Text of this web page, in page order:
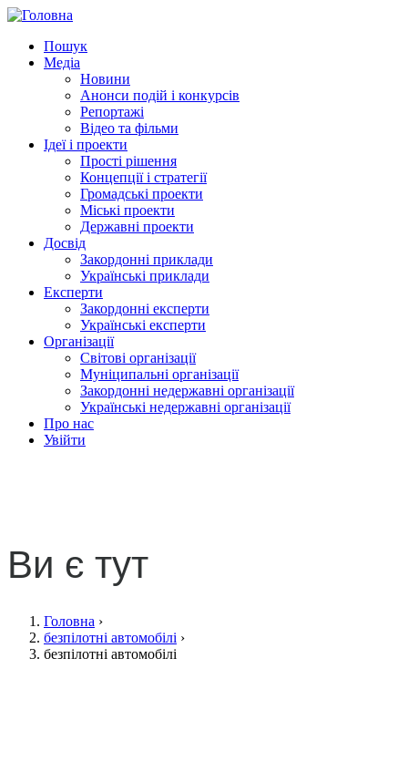
Пошук
Медіа
Новини
Анонси подій і конкурсів
Репортажі
Відео та фільми
Ідеї і проекти
Прості рішення
Концепції і стратегії
Громадські проекти
Міські проекти
Державні проекти
Досвід
Закордонні приклади
Українські приклади
Експерти
Закордонні експерти
Українські експерти
Організації
Світові організації
Муніципальні організації
Закордонні недержавні організації
Українські недержавні організації
Про нас
Увійти
Ви є тут
Головна ›
безпілотні автомобілі ›
безпілотні автомобілі